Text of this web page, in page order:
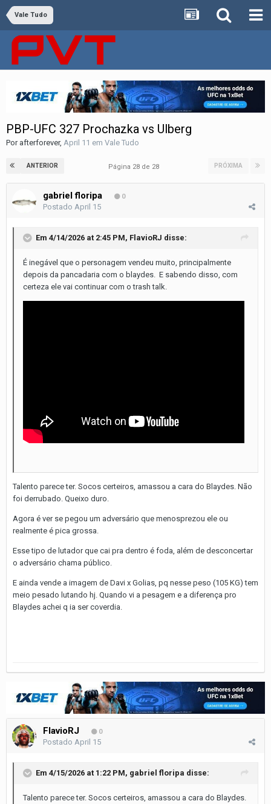
Vale Tudo
PBP-UFC 327 Prochazka vs Ulberg
Por afterforever, April 11 em Vale Tudo
ANTERIOR PRÓXIMA
Página 28 de 28
gabriel floripa 0
Postado April 15
Em 4/14/2026 at 2:45 PM, FlavioRJ disse:
É inegável que o personagem vendeu muito, principalmente
depois da pancadaria com o blaydes. E sabendo disso, com
certeza ele vai continuar com o trash talk.
Talento parece ter. Socos certeiros, amassou a cara do Blaydes. Não
foi derrubado. Queixo duro.
Agora é ver se pegou um adversário que menosprezou ele ou
realmente é pica grossa.
Esse tipo de lutador que cai pra dentro é foda, além de desconcertar
o adversário chama público.
E ainda vende a imagem de Davi x Golias, pq nesse peso (105 KG) tem
meio pesado lutando hj. Quando vi a pesagem e a diferença pro
Blaydes achei q ia ser coverdia.
FlavioRJ 0
Postado April 15
Em 4/15/2026 at 1:22 PM, gabriel floripa disse:
Talento parece ter. Socos certeiros, amassou a cara do Blaydes.